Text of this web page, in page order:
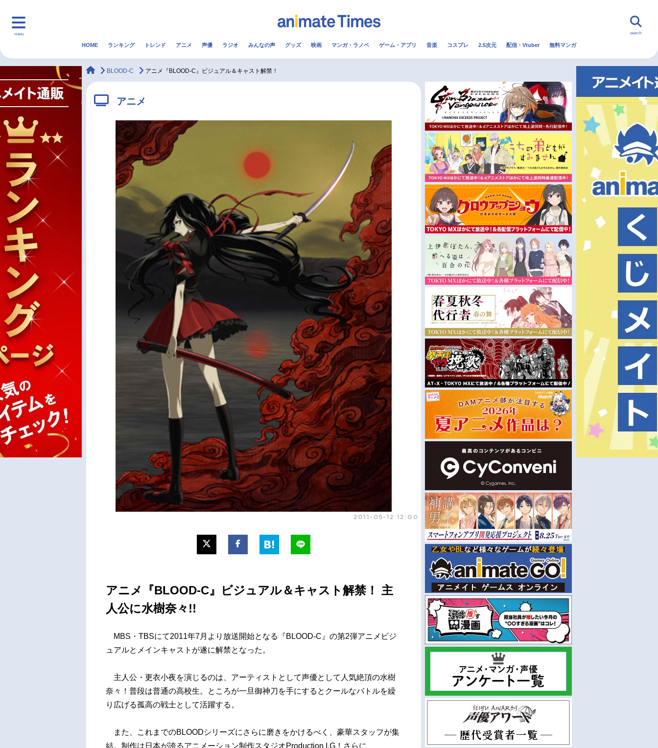
menu
マンガ・ラノベ ゲーム・アプリ 配信・Vtuber トレンド 無料マンガ
最新記事一覧
アニメ記事一覧
声優記事一覧
今期アニメ曜日別一覧
春アニメ
夏アニメ
秋アニメ
冬アニメ
FOLLOW US
search
HOME ランキング トレンド アニメ 声優 ラジオ みんなの声 グッズ 映画 マンガ・ラノベ ゲーム・アプリ 音楽 コスプレ 2.5次元 配信・Vtuber 無料マンガ
animateTimes
BLOOD-C アニメ『BLOOD-C』ビジュアル＆キャスト解禁！
アニメ
2011-05-12 12:00
アニメ『BLOOD-C』ビジュアル＆キャスト解禁！ 主
人公に水樹奈々!!
MBS・TBSにて2011年7月より放送開始となる『BLOOD-C』の第2弾アニメビジ
ュアルとメインキャストが遂に解禁となった。
主人公・更衣小夜を演じるのは、アーティストとして声優として人気絶頂の水樹
奈々！普段は普通の高校生。ところが一旦御神刀を手にするとクールなバトルを繰
り広げる孤高の戦士として活躍する。
また、これまでのBLOODシリーズにさらに磨きをかけるべく、豪華スタッフが集
結。制作は日本が誇るアニメーション制作スタジオProduction I.G！さらに、